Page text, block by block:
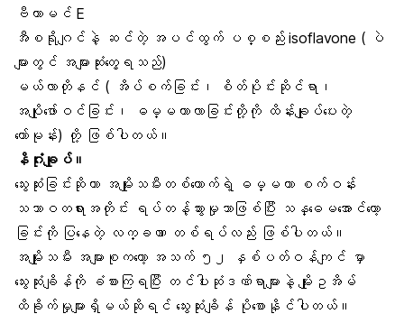
ဗီတာမင် E
အီစရိုဂျင်နဲ့ ဆင်တဲ့ အပင်ထွက် ပစ္စည်း isoflavone ( ပဲ
များတွင် အများဆုံးတွေ့ရသည်)
မယ်လာတိုနင် ( အိပ်စက်ခြင်း၊ စိတ်ပိုင်းဆိုင်ရာ၊
အပျိုဖော်ဝင်ခြင်း၊ ဓမ္မတာလာခြင်းတို့ကို ထိန်းချုပ်ပေးတဲ့
ဟော်မုန်း) တို့ ဖြစ်ပါတယ်။
နိဂုံးချုပ်။
သွေးဆုံးခြင်းဆိုတာ အမျိုးသမီးတစ်ယောက်ရဲ့ ဓမ္မတာ စက်ဝန်း
သဘာဝတရားအတိုင်း ရပ်တန့်သွားမှုသာဖြစ်ပြီး သန္ဓေမအောင်တော့
ခြင်းကို ပြနေတဲ့ လက္ခဏာ တစ်ရပ်လည်း ဖြစ်ပါတယ်။
အမျိုးသမီး အများစုကတော့ အသက် ၅၂ နှစ်ပတ်ဝန်ကျင် မှာ
သွေးဆုံးချိန်ကို ခံစားကြရပြီး တင်ပါးဆုံဒဏ်ရာများနဲ့ မျိုးဥအိမ်
ထိခိုက်မှုများရှိမယ်ဆိုရင် သွေးဆုံးချိန် ပိုစောနိုင်ပါတယ်။